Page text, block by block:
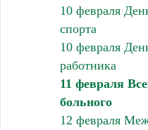
10 февраля
спорта
10 февраля
работника
11 февраля
больного
12 февраля